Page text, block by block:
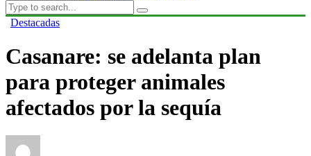
Destacadas
Casanare: se adelanta plan
para proteger animales
afectados por la sequía